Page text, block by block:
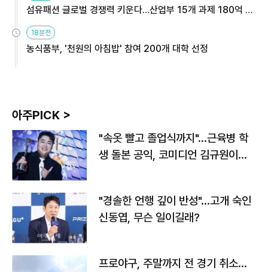
섬유패션 글로벌 경쟁력 키운다…산업부 15개 과제 180억 지
18분전
농식품부, '천원의 아침밥' 참여 200개 대학 선정
아주PICK >
"속옷 빨고 졸업식까지"…근육병 학
생 돌본 공익, 코미디언 김규원이었
"경솔한 언행 깊이 반성"…고개 숙인
신동엽, 무슨 일이길래?
프로야구, 주말까지 전 경기 취소…